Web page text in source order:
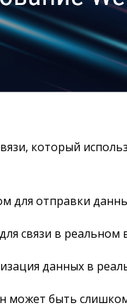
который
для отправки
связи в реальном
данных в
может быть